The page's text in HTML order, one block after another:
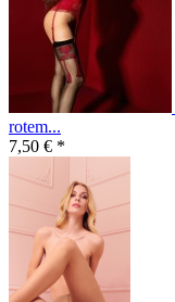
rotem...
7,50 € *